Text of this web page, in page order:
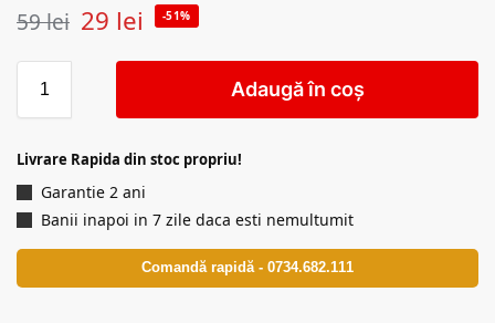
59lei 29 lei -51%
Adaugă în coș
Livrare Rapida din stoc propriu!
Garantie 2 ani
Banii inapoi in 7 zile daca esti nemultumit
Comandă rapidă - 0734.682.111